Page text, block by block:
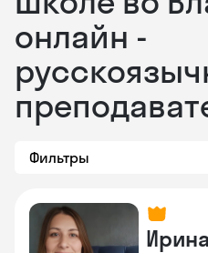
онлайн -
Фильтры
Ирина